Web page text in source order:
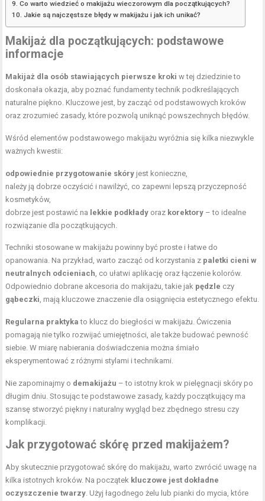
Co warto wiedzieć o makijażu wieczorowym dla początkujących?
Jakie są najczęstsze błędy w makijażu i jak ich unikać?
Makijaż dla początkujących: podstawowe
informacje
Makijaż dla osób stawiających pierwsze kroki w tej dziedzinie to
doskonała okazja, aby poznać fundamenty technik podkreślających
naturalne piękno. Kluczowe jest, by zacząć od podstawowych kroków
oraz zrozumieć zasady, które pozwolą uniknąć powszechnych błędów.
Wśród elementów podstawowego makijażu wyróżnia się kilka niezwykle
ważnych kwestii:
odpowiednie przygotowanie skóry jest konieczne,
należy ją dobrze oczyścić i nawilżyć, co zapewni lepszą przyczepność
kosmetyków,
dobrze jest postawić na lekkie podkłady oraz korektory – to idealne
rozwiązanie dla początkujących.
Techniki stosowane w makijażu powinny być proste i łatwe do
opanowania. Na przykład, warto zacząć od korzystania z paletki cieni w
neutralnych odcieniach, co ułatwi aplikację oraz łączenie kolorów.
Odpowiednio dobrane akcesoria do makijażu, takie jak pędzle czy
gąbeczki, mają kluczowe znaczenie dla osiągnięcia estetycznego efektu.
Regularna praktyka to klucz do biegłości w makijażu. Ćwiczenia
pomagają nie tylko rozwijać umiejętności, ale także budować pewność
siebie. W miarę nabierania doświadczenia można śmiało
eksperymentować z różnymi stylami i technikami.
Nie zapominajmy o demakijażu – to istotny krok w pielęgnacji skóry po
długim dniu. Stosując te podstawowe zasady, każdy początkujący ma
szansę stworzyć piękny i naturalny wygląd bez zbędnego stresu czy
komplikacji.
Jak przygotować skórę przed makijażem?
Aby skutecznie przygotować skórę do makijażu, warto zwrócić uwagę na
kilka istotnych kroków. Na początek kluczowe jest dokładne
oczyszczenie twarzy. Użyj łagodnego żelu lub pianki do mycia, które